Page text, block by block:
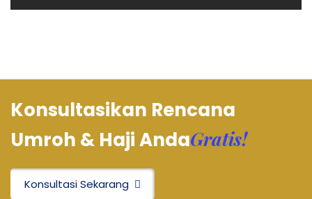
Konsultasikan Rencana
Umroh & Haji AndaGratis!
Konsultasi Sekarang